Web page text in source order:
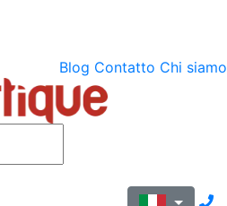
Blog Contatto Chi siamo